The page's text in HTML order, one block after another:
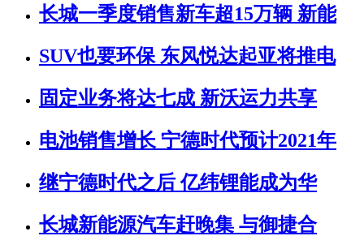
长城一季度销售新车超15万辆 新能
SUV也要环保 东风悦达起亚将推电
固定业务将达七成 新沃运力共享
电池销售增长 宁德时代预计2021年
继宁德时代之后 亿纬锂能成为华
长城新能源汽车赶晚集 与御捷合